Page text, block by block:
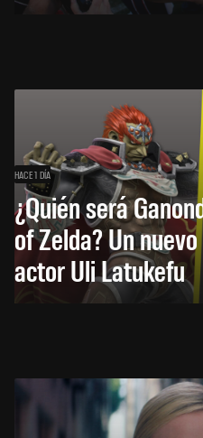
HACE 1 DÍA
¿Quién será
of Zelda? Un
actor Uli Latukefu